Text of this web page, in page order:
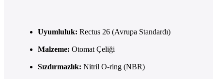
Uyumluluk: Rectus 26 (Avrupa Standardı)
Malzeme: Otomat Çeliği
Sızdırmazlık: Nitril O-ring (NBR)